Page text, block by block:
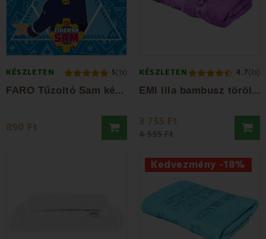
KÉSZLETEN 5(1x)
F
ARO Tűzoltó Sam kék gyermek törölköző...
890 Ft
KÉSZLETEN 4.7(3x)
E
MI lila bambusz törölköző 50x100 cm
3 755 Ft
Kedvezmény -18%